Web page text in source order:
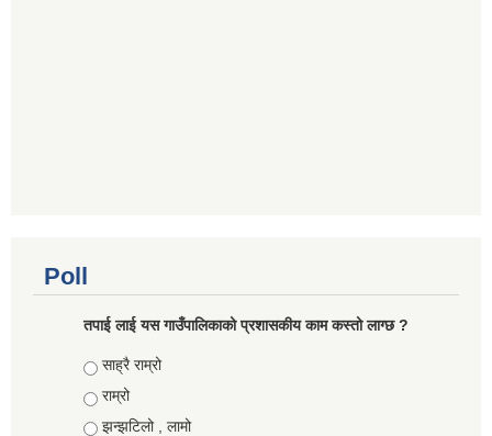
Poll
तपाई लाई यस गाउँपालिकाको प्रशासकीय काम कस्तो लाग्छ ?
Choices
साह्रै राम्रो
राम्रो
झन्झटिलो , लामो